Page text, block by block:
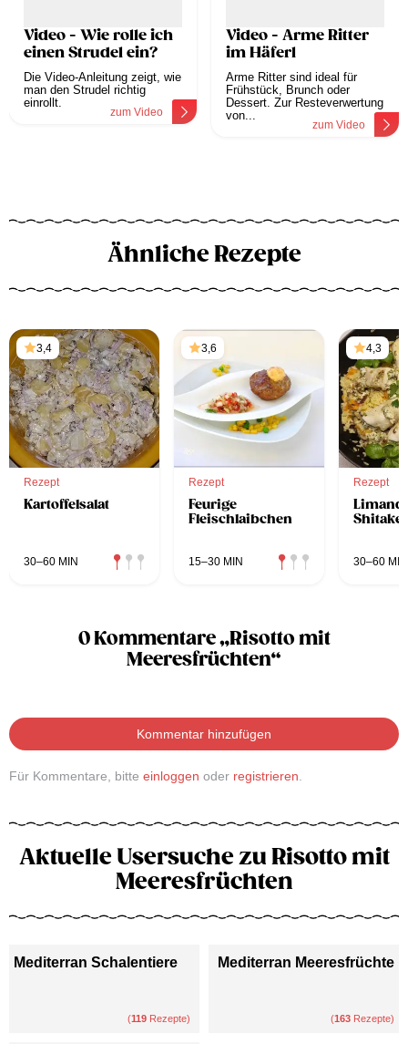
Video - Wie rolle ich
einen Strudel ein?
Die Video-Anleitung zeigt, wie
man den Strudel richtig
einrollt.
zum Video
Video - Arme Ritter
im Häferl
Arme Ritter sind ideal für
Frühstück, Brunch oder
Dessert. Zur Resteverwertung
von...
zum Video
Ähnliche Rezepte
3,4
Rezept
Kartoffelsalat
30–60 MIN
3,6
Rezept
Feurige
Fleischlaibchen
15–30 MIN
4,3
Rezept
30–60 MIN
0 Kommentare „Risotto mit
Meeresfrüchten“
Kommentar hinzufügen
Für Kommentare, bitte einloggen oder registrieren
Aktuelle Usersuche zu Risotto mit
Meeresfrüchten
Mediterran Schalentiere
(119 Rezepte)
Mediterran Meeresfrüchte
(163 Rezepte)